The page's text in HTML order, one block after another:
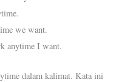
we want.
anytime I want.
dalam kalimat. Kata ini